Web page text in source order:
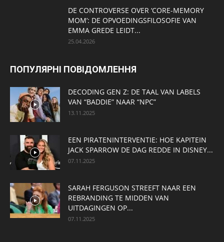
DE CONTROVERSE OVER ‘CORE-MEMORY
MOM’: DE OPVOEDINGSFILOSOFIE VAN
EMMA GREDE LEIDT...
25.04.2026
ПОПУЛЯРНІ ПОВІДОМЛЕННЯ
DECODING GEN Z: DE TAAL VAN LABELS
VAN “BADDIE” NAAR “NPC”
13.11.2025
EEN PIRATENINTERVENTIE: HOE KAPITEIN
JACK SPARROW DE DAG REDDE IN DISNEY...
07.11.2025
SARAH FERGUSON STREEFT NAAR EEN
REBRANDING TE MIDDEN VAN
UITDAGINGEN OP...
07.11.2025